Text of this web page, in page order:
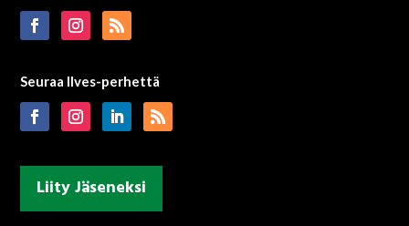
Seuraa Ilves-perhettä
Liity Jäseneksi